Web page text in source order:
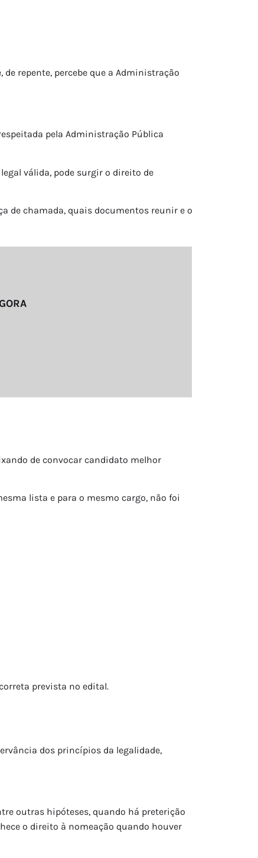
repente, percebe que a Administração
pela Administração Pública
válida, pode surgir o direito de
de chamada, quais documentos reunir e o
de convocar candidato melhor
lista e para o mesmo cargo, não foi
prevista no edital.
dos princípios da legalidade,
outras hipóteses, quando há preterição
o direito à nomeação quando houver